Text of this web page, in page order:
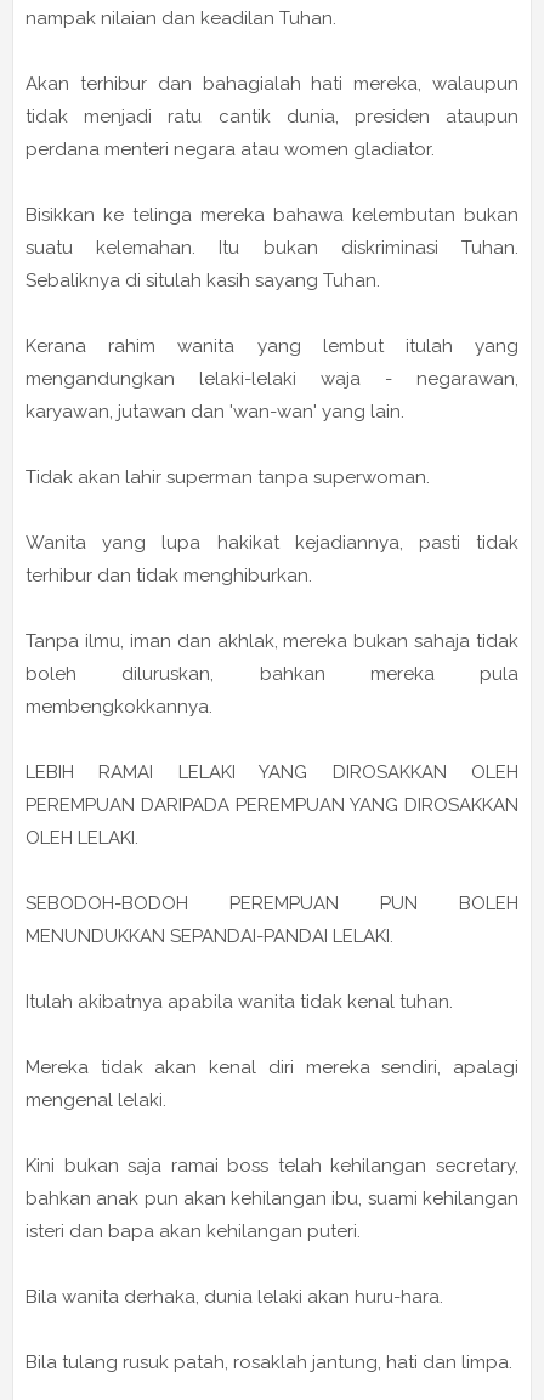
nampak nilaian dan keadilan Tuhan.
Akan terhibur dan bahagialah hati mereka, walaupun
tidak menjadi ratu cantik dunia, presiden ataupun
perdana menteri negara atau women gladiator.
Bisikkan ke telinga mereka bahawa kelembutan bukan
suatu kelemahan. Itu bukan diskriminasi Tuhan.
Sebaliknya di situlah kasih sayang Tuhan.
Kerana rahim wanita yang lembut itulah yang
mengandungkan lelaki-lelaki waja - negarawan,
karyawan, jutawan dan 'wan-wan' yang lain.
Tidak akan lahir superman tanpa superwoman.
Wanita yang lupa hakikat kejadiannya, pasti tidak
terhibur dan tidak menghiburkan.
Tanpa ilmu, iman dan akhlak, mereka bukan sahaja tidak
boleh diluruskan, bahkan mereka pula
membengkokkannya.
LEBIH RAMAI LELAKI YANG DIROSAKKAN OLEH
PEREMPUAN DARIPADA PEREMPUAN YANG DIROSAKKAN
OLEH LELAKI.
SEBODOH-BODOH PEREMPUAN PUN BOLEH
MENUNDUKKAN SEPANDAI-PANDAI LELAKI.
Itulah akibatnya apabila wanita tidak kenal tuhan.
Mereka tidak akan kenal diri mereka sendiri, apalagi
mengenal lelaki.
Kini bukan saja ramai boss telah kehilangan secretary,
bahkan anak pun akan kehilangan ibu, suami kehilangan
isteri dan bapa akan kehilangan puteri.
Bila wanita derhaka, dunia lelaki akan huru-hara.
Bila tulang rusuk patah, rosaklah jantung, hati dan limpa.